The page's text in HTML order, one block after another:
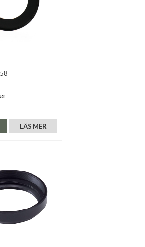
LÄS MER